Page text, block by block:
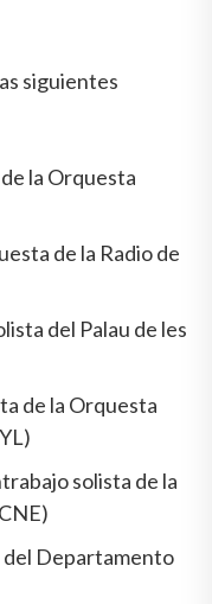
siguientes
la Orquesta
de la Radio de
del Palau de les
de la Orquesta
solista de la
del Departamento